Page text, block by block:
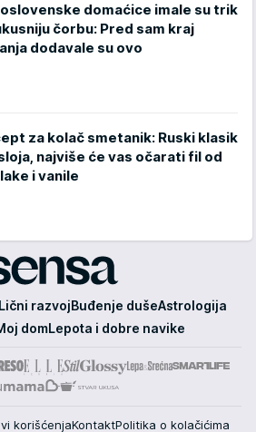
domaćice imale su trik
čorbu: Pred sam kraj
dodavale su ovo
za kolač smetanik: Ruski klasik
najviše će vas očarati fil od
i vanile
Lični razvojBuđenje dušeAstrologija
domLepota i dobre navike
korišćenjaKontaktPolitika o kolačićima